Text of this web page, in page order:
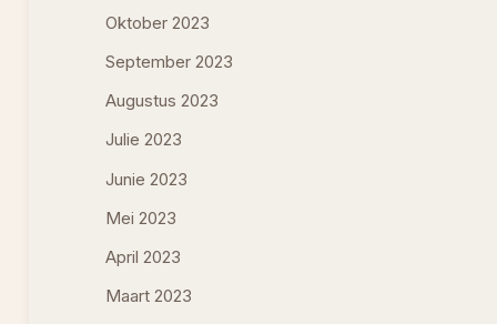
Oktober 2023
September 2023
Augustus 2023
Julie 2023
Junie 2023
Mei 2023
April 2023
Maart 2023